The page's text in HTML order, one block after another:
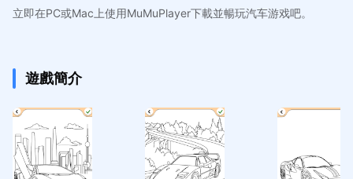
立即在PC或Mac上使用MuMuPlayer下載並暢玩汽车游戏吧。
遊戲簡介